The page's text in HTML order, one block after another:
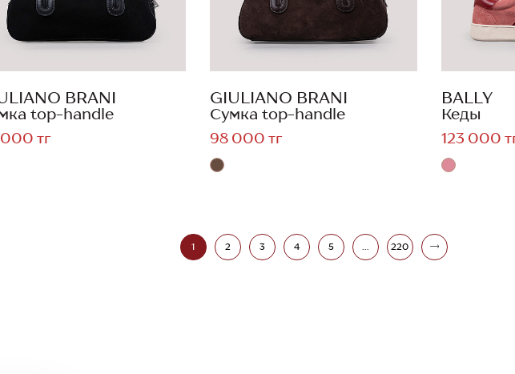
BRANI
top-handle
тг
GIULIANO BRANI
Сумка top-handle
98 000 тг
BALLY
Кеды
123 000
1 2 3 4 5 220